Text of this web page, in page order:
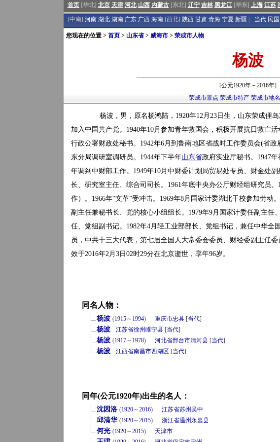
首页[华北] 北京 天津 河北 山西 内蒙古[东北] 辽宁 吉林 黑龙江[华东] 上海 江苏
[中南] 河南 湖北 湖南 广东 广西 海南[西北] 陕西 甘肃 青海 宁夏 新疆 当代 民国
您现在的位置 > 首页> 山东省> 威海市> 荣成市人物
杨波
[公元1920年－2016年]
荣成市景点 荣成市特产 荣成市地
杨波，男，原名杨鸿陆，1920年12月23日生，山东荣成俚岛
加入中国共产党。1940年10月参加青年救国会，积极开展抗日救亡活
行政公署财政处秘书。1942年6月到鲁南地区省战时工作委员会(省
东分局调研室调研员。1944年下半年山东省政府实业厅秘书。1947
年调到中财部工作。1949年10月中财委计划局贸易处专员、财金处
长、研究室主任、综合司司长。1961年底中央办公厅财经组研究员
作）。1966年“文革”受冲击。1969年8月国家计委湖北干校参加劳动
副主任兼秘书长、党的核心小组组长。1979年9月国家计委任副主任
任、党组副书记。1982年4月轻工业部部长、党组书记，兼任中华全
员，中共十三大代表，第七届全国人大常委会委员、财经委副主任
效于2016年2月3日02时29分在北京逝世，享年96岁。
同名人物：
杨波 (1915～ 1994) 重庆市忠县[当代]
杨波 江苏省徐州睢宁县[当代]
杨波 (1917～ 1978) 河北省邢台市清河县[当代]
杨波 江西省南昌市西湖区 [当代]
同年(公元1920年)出生的名人：
沈因洛 (1920～2016) 江苏省苏州吴中
邱清华 (1920～2015) 浙江省温州永嘉县
何光 (1920～2015) 天津市